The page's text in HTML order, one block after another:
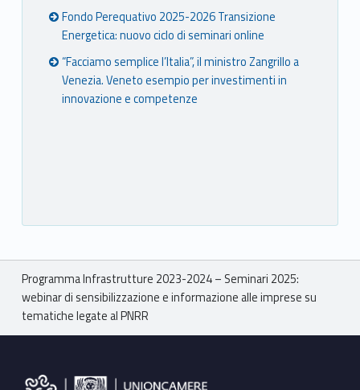
Fondo Perequativo 2025-2026 Transizione
Energetica: nuovo ciclo di seminari online
“Facciamo semplice l’Italia”, il ministro Zangrillo a
Venezia. Veneto esempio per investimenti in
innovazione e competenze
Breadcrumbs navigation
Programma Infrastrutture 2023-2024 – Seminari 2025:
webinar di sensibilizzazione e informazione alle imprese su
tematiche legate al PNRR